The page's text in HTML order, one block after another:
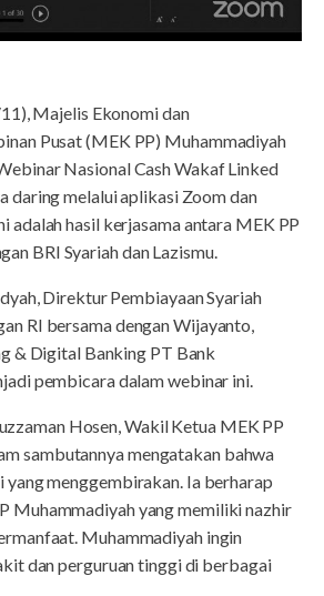
Majelis Ekonomi dan
Pusat (MEK PP) Muhammadiyah
Nasional Cash Wakaf Linked
daring melalui aplikasi Zoom dan
adalah hasil kerjasama antara MEK PP
BRI Syariah dan Lazismu.
Direktur Pembiayaan Syariah
RI bersama dengan Wijayanto,
& Digital Banking PT Bank
pembicara dalam webinar ini.
Hosen, Wakil Ketua MEK PP
sambutannya mengatakan bahwa
yang menggembirakan. Ia berharap
Muhammadiyah yang memiliki nazhir
Muhammadiyah ingin
dan perguruan tinggi di berbagai